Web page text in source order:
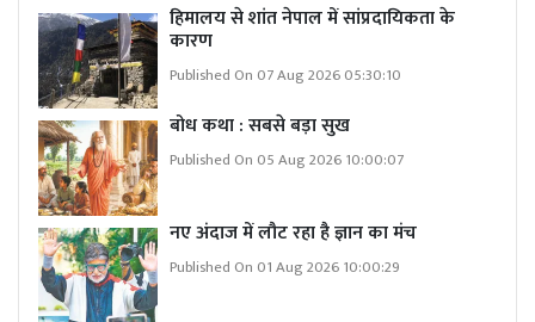
हिमालय से शांत नेपाल में सांप्रदायिकता के
कारण
Published On 07 Aug 2026 05:30:10
बोध कथा : सबसे बड़ा सुख
Published On 05 Aug 2026 10:00:07
नए अंदाज में लौट रहा है ज्ञान का मंच
Published On 01 Aug 2026 10:00:29